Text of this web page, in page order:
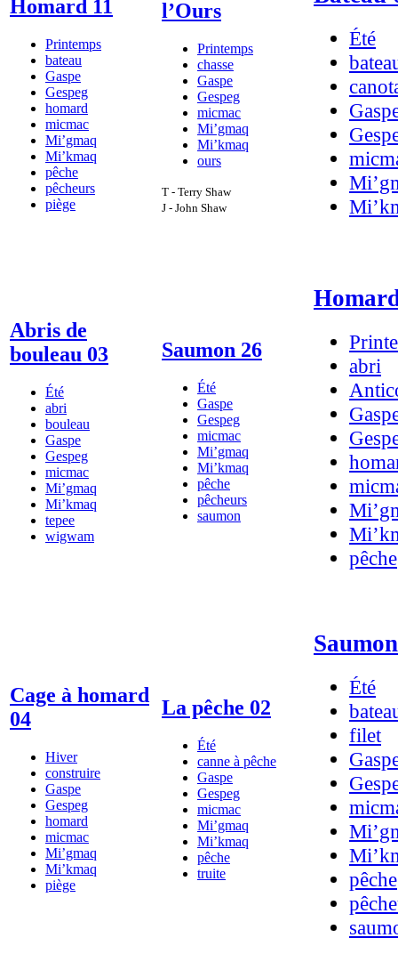
Homard 11
Printemps
bateau
Gaspe
Gespeg
homard
micmac
Mi’gmaq
Mi’kmaq
pêche
pêcheurs
piège
l’Ours
Printemps
chasse
Gaspe
Gespeg
micmac
Mi’gmaq
Mi’kmaq
ours
T - Terry Shaw
J - John Shaw
Été
Abris de
bouleau 03
Été
abri
bouleau
Gaspe
Gespeg
micmac
Mi’gmaq
Mi’kmaq
tepee
wigwam
Saumon 26
Été
Gaspe
Gespeg
micmac
Mi’gmaq
Mi’kmaq
pêche
pêcheurs
saumon
abri
pêche
Cage à homard
04
Hiver
construire
Gaspe
Gespeg
homard
micmac
Mi’gmaq
Mi’kmaq
piège
La pêche 02
Été
canne à pêche
Gaspe
Gespeg
micmac
Mi’gmaq
Mi’kmaq
pêche
truite
Été
filet
pêche